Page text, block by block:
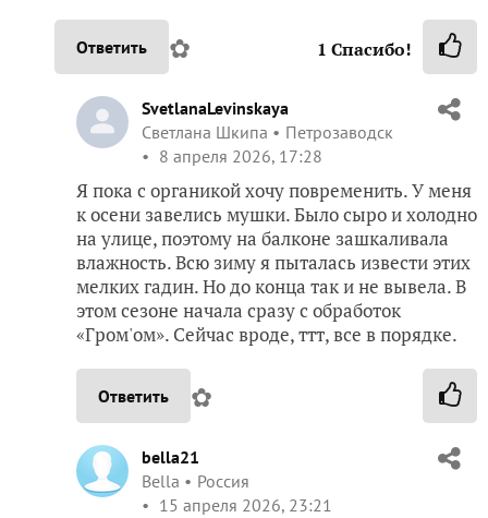
Ответить ✿ 1 Спасибо!
SvetlanaLevinskaya
Светлана Шкипа
Петрозаводск
8 апреля 2026, 17:28
Я пока с органикой хочу повременить. У меня
к осени завелись мушки. Было сыро и холодно
на улице, поэтому на балконе зашкаливала
влажность. Всю зиму я пыталась извести этих
мелких гадин. Но до конца так и не вывела. В
этом сезоне начала сразу с обработок
«Гром'ом». Сейчас вроде, ттт, все в порядке.
Ответить ✿
bella21
Bella
Россия
15 апреля 2026, 23:21